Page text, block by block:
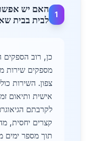
1
האם יש
לבית בבית
כן, רוב הספקים
מספקים שירות
צפון. השירות
אישית ותיאום
לקרבתם
קצרים יחסית,
תוך מספר ימים